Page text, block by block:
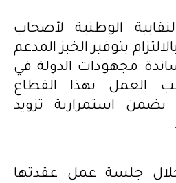
الوطنية لأصحاب
بتوفير الخبز المدعم
مجهودات الدولة في
العمل بهذا القطاع
استمرارية تزويد
جلسة عمل عقدتها